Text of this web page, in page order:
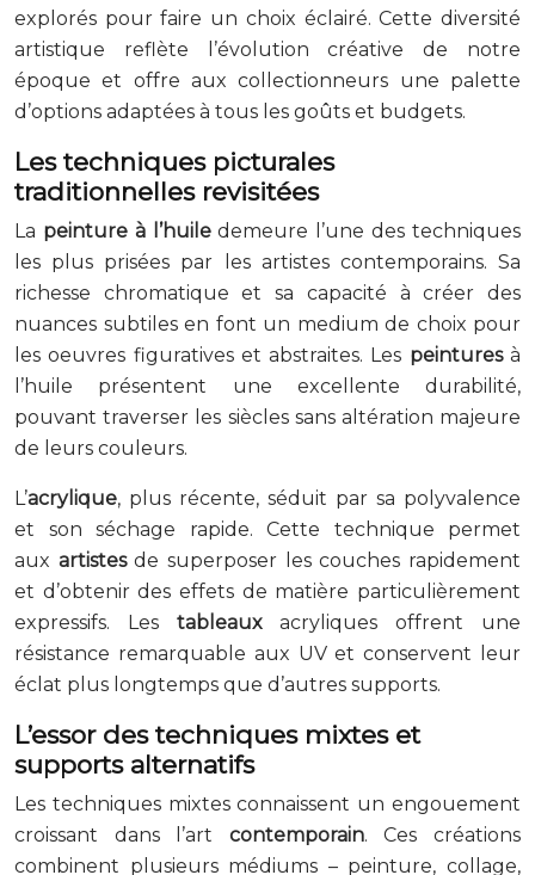
explorés pour faire un choix éclairé. Cette diversité
artistique reflète l’évolution créative de notre
époque et offre aux collectionneurs une palette
d’options adaptées à tous les goûts et budgets.
Les techniques picturales
traditionnelles revisitées
La peinture à l’huiledemeure l’une des techniques
les plus prisées par les artistes contemporains. Sa
richesse chromatique et sa capacité à créer des
nuances subtiles en font un medium de choix pour
les oeuvres figuratives et abstraites. Les peinturesà
l’huile présentent une excellente durabilité,
pouvant traverser les siècles sans altération majeure
de leurs couleurs.
L’acrylique, plus récente, séduit par sa polyvalence
et son séchage rapide. Cette technique permet
aux artistesde superposer les couches rapidement
et d’obtenir des effets de matière particulièrement
expressifs. Les tableauxacryliques offrent une
résistance remarquable aux UV et conservent leur
éclat plus longtemps que d’autres supports.
L’essor des techniques mixtes et
supports alternatifs
Les techniques mixtes connaissent un engouement
croissant dans l’art contemporain. Ces créations
combinent plusieurs médiums – peinture, collage,